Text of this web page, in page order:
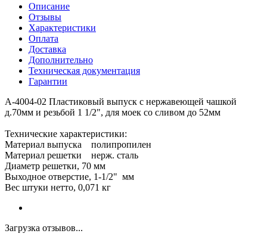
Описание
Отзывы
Характеристики
Оплата
Доставка
Дополнительно
Техническая документация
Гарантии
А-4004-02 Пластиковый выпуск с нержавеющей чашкой
д.70мм и резьбой 1 1/2", для моек со сливом до 52мм
Технические характеристики:
Материал выпуска полипропилен
Материал решетки нерж. сталь
Диаметр решетки, 70 мм
Выходное отверстие, 1-1/2" мм
Вес штуки нетто, 0,071 кг
Загрузка отзывов...